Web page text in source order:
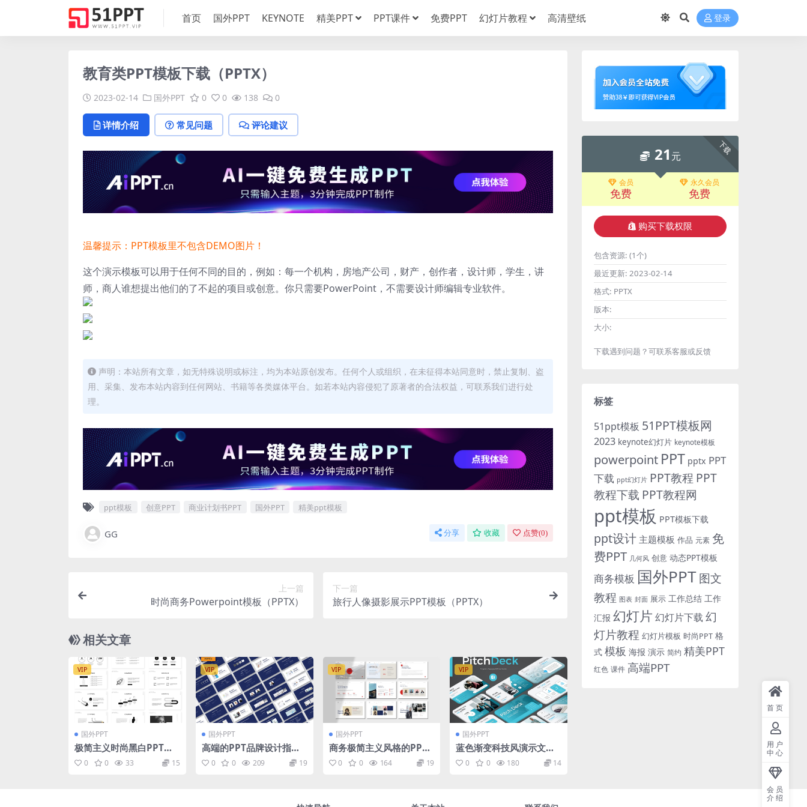
首页 国外PPT KEYNOTE 精美PPT PPT课件 免费PPT 幻灯片教程 高清壁纸 登录
教育类PPT模板下载（PPTX）
2023-02-14 国外PPT 0 0 138 0
详情介绍 常见问题 评论建议
温馨提示：PPT模板里不包含DEMO图片！
这个演示模板可以用于任何不同的目的，例如：每一个机构，房地产公司，财产，创作者，设计师，学生，讲
师，商人谁想提出他们的了不起的项目或创意。你只需要PowerPoint，不需要设计师编辑专业软件。
声明：本站所有文章，如无特殊说明或标注，均为本站原创发布。任何个人或组织，在未征得本站同意时，禁止复制、盗
用、采集、发布本站内容到任何网站、书籍等各类媒体平台。如若本站内容侵犯了原著者的合法权益，可联系我们进行处
理。
ppt模板 创意PPT 商业计划书PPT 国外PPT 精美ppt模板
GG 分享 收藏 点赞(0)
上一篇
时尚商务Powerpoint模板（PPTX）
下一篇
旅行人像摄影展示PPT模板（PPTX）
相关文章
VIP
国外PPT
极简主义时尚黑白PPT模
板下载[PPTX]
0 0 33 15
VIP
国外PPT
高端的PPT品牌设计指南
模板下载 （PPTX）
0 0 209 19
VIP
国外PPT
商务极简主义风格的PPT
模板（PPTX）
0 0 164 19
VIP
国外PPT
蓝色渐变科技风演示文稿p
pt模板
0 0 180 14
下载
21 元
会员
免费
永久会员
免费
购买下载权限
包含资源: (1个)
最近更新: 2023-02-14
格式: PPTX
版本:
大小:
下载遇到问题？可联系客服或反馈
标签
51ppt模板 51PPT模板网
2023 keynote幻灯片 keynote模板
powerpoint PPT pptx PPT
下载 ppt幻灯片 PPT教程 PPT
教程下载 PPT教程网
ppt模板 PPT模板下载
ppt设计 主题模板 作品 元素 免
费PPT 几何风 创意 动态PPT模板
商务模板 国外PPT图文
教程 图表 封面 展示 工作总结 工作
汇报 幻灯片 幻灯片下载 幻
灯片教程 幻灯片模板 时尚PPT 格
式 模板 海报 演示 简约 精美PPT
红色 课件 高端PPT
首页
用户
中心
会员
介绍